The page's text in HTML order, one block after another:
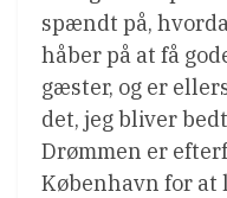
spændt på,
håber på at få
gæster, og er
det, jeg bliver
Drømmen er
København for at